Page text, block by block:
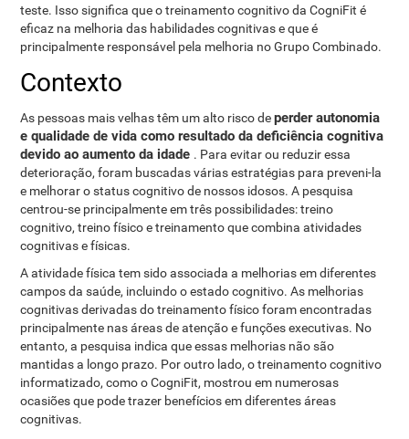
teste. Isso significa que o treinamento cognitivo da CogniFit é
eficaz na melhoria das habilidades cognitivas e que é
principalmente responsável pela melhoria no Grupo Combinado.
Contexto
As pessoas mais velhas têm um alto risco deperder autonomia
e qualidade de vida como resultado da deficiência cognitiva
devido ao aumento da idade . Para evitar ou reduzir essa
deterioração, foram buscadas várias estratégias para preveni-la
e melhorar o status cognitivo de nossos idosos. A pesquisa
centrou-se principalmente em três possibilidades: treino
cognitivo, treino físico e treinamento que combina atividades
cognitivas e físicas.
A atividade física tem sido associada a melhorias em diferentes
campos da saúde, incluindo o estado cognitivo. As melhorias
cognitivas derivadas do treinamento físico foram encontradas
principalmente nas áreas de atenção e funções executivas. No
entanto, a pesquisa indica que essas melhorias não são
mantidas a longo prazo. Por outro lado, o treinamento cognitivo
informatizado, como o CogniFit, mostrou em numerosas
ocasiões que pode trazer benefícios em diferentes áreas
cognitivas.